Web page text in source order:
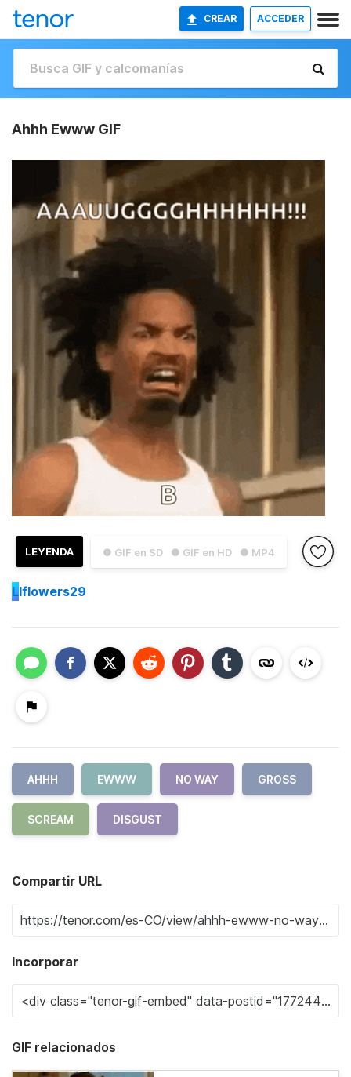
CREAR ACCEDER
Ahhh Ewww GIF
● GIF en SD ● GIF en HD ● MP4
LEYENDA
Llflowers29
AHHH EWWW NO WAY GROSS
SCREAM DISGUST
Compartir URL
Incorporar
GIF relacionados